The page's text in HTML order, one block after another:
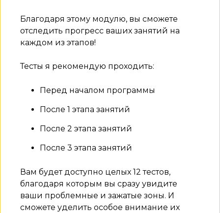
Благодаря этому модулю, вы сможете
отследить прогресс ваших занятий на
каждом из этапов!
Тесты я рекомендую проходить:
Перед началом программы
После 1 этапа занятий
После 2 этапа занятий
После 3 этапа занятий
Вам будет доступно целых 12 тестов,
благодаря которым вы сразу увидите
ваши проблемные и зажатые зоны. И
сможете уделить особое внимание их